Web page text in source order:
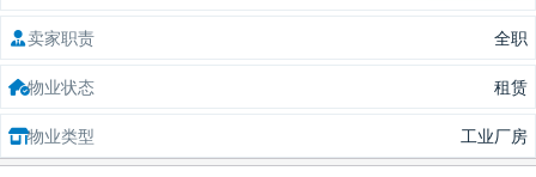
卖家职责 全职
物业状态 租赁
物业类型 工业厂房